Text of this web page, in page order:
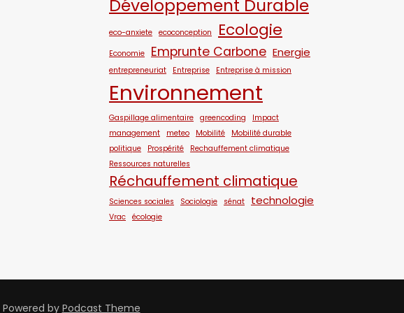
Développement Durable
eco-anxiete ecoconception Ecologie
Economie Emprunte Carbone Energie
entrepreneuriat Entreprise Entreprise à mission
Environnement
Gaspillage alimentaire greencoding
Impact
management
meteo Mobilité
Mobilité durable
politique
Prospérité
Rechauffement climatique
Ressources naturelles
Réchauffement climatique
Sciences sociales Sociologie sénat technologie
Vrac écologie
Powered by Podcast Theme